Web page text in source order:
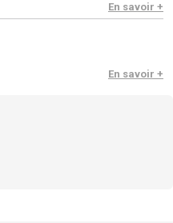
En savoir +
En savoir +